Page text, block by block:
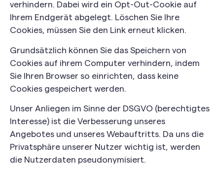
verhindern. Dabei wird ein Opt-Out-Cookie auf
Ihrem Endgerät abgelegt. Löschen Sie Ihre
Cookies, müssen Sie den Link erneut klicken.
Grundsätzlich können Sie das Speichern von
Cookies auf ihrem Computer verhindern, indem
Sie Ihren Browser so einrichten, dass keine
Cookies gespeichert werden.
Unser Anliegen im Sinne der DSGVO (berechtigtes
Interesse) ist die Verbesserung unseres
Angebotes und unseres Webauftritts. Da uns die
Privatsphäre unserer Nutzer wichtig ist, werden
die Nutzerdaten pseudonymisiert.